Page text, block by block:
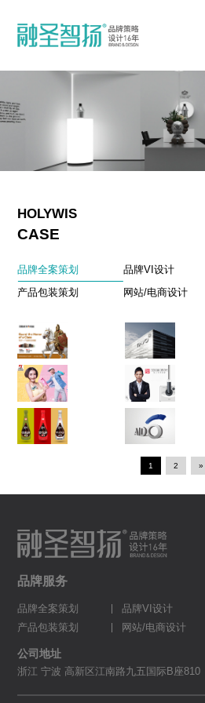
HOLYWIS
CASE
品牌全案策划 品牌VI设计
产品包装策划
网站/电商设计
1 2 »
品牌服务
品牌全案策划 品牌VI设计
产品包装策划
网站/电商设计
公司地址
浙江 宁波 高新区江南路九五国际B座810